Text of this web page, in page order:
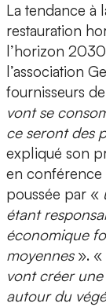
La tendance à
restauration
l’horizon
l’association
fournisseurs
vont se
ce seront des
expliqué son
en conférence
poussée par «
étant
économique
moyennes ». «
vont créer
autour du